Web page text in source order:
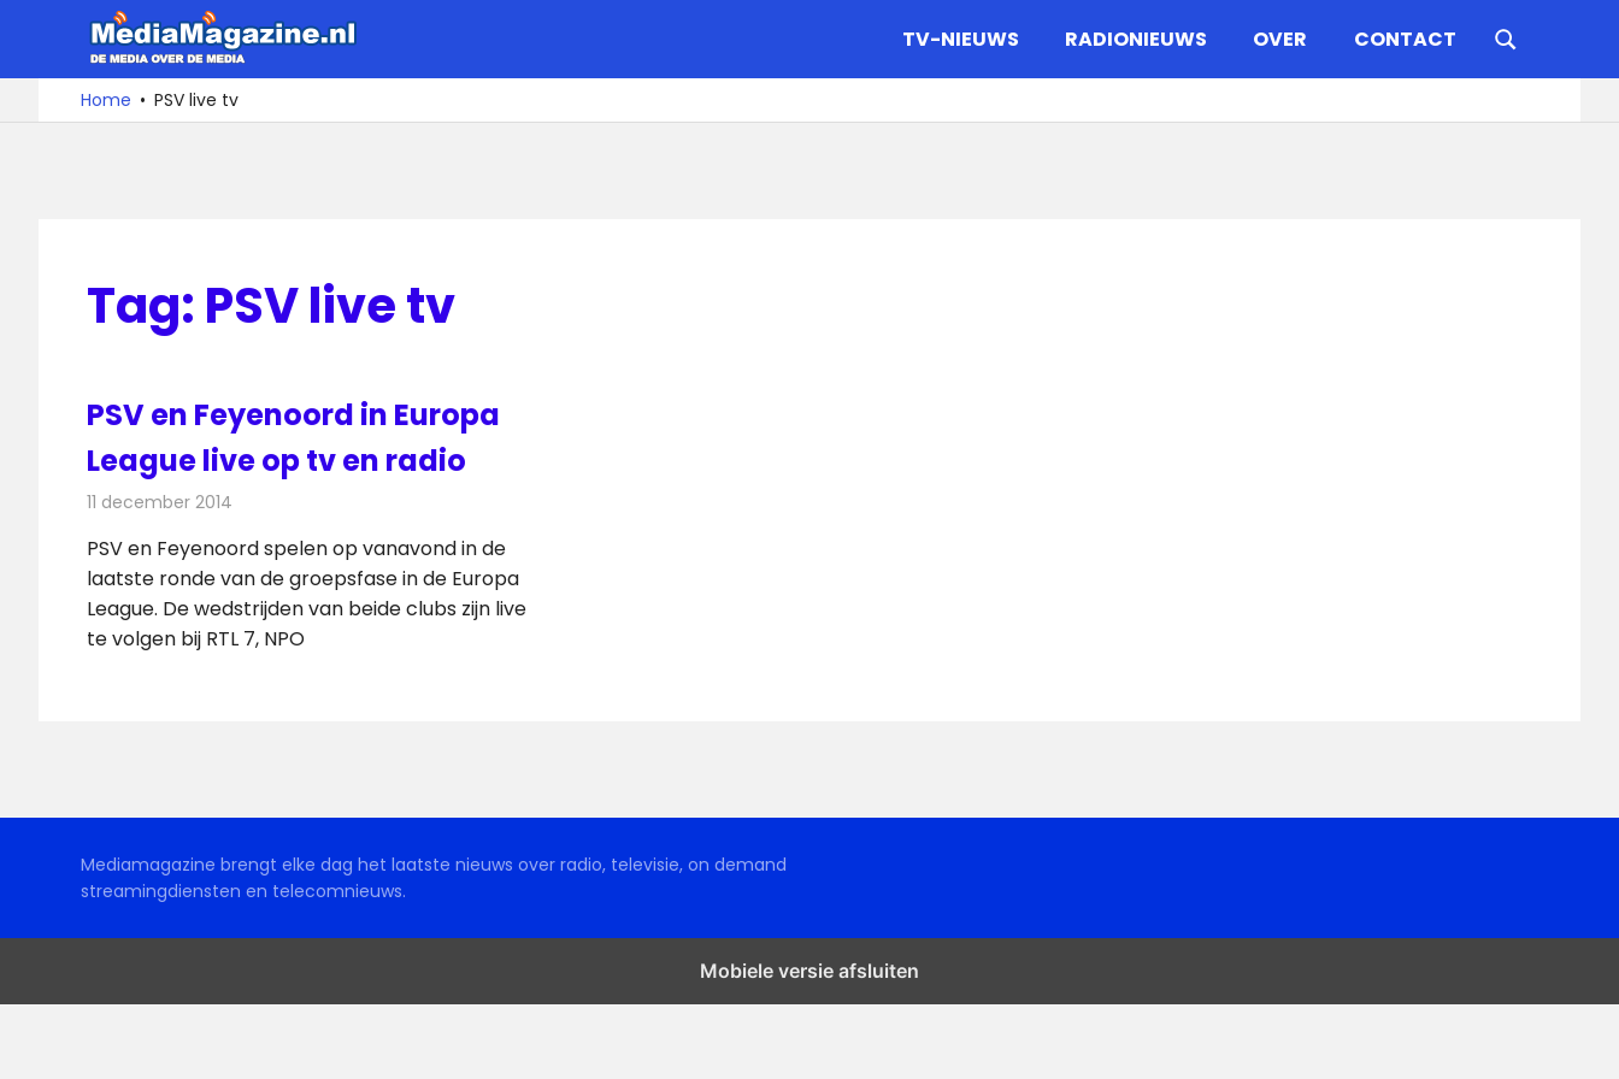
de
De
media
over
TV-NIEUWS RADIONIEUWS OVER CONTACT
Home PSV live tv
Tag: PSV live tv
PSV en Feyenoord in Europa
League live op tv en radio
11 december 2014
PSV en Feyenoord spelen op vanavond in de
laatste ronde van de groepsfase in de Europa
League. De wedstrijden van beide clubs zijn live
te volgen bij RTL 7, NPO
Mediamagazine brengt elke dag het laatste nieuws over radio, televisie, on demand
streamingdiensten en telecomnieuws.
Mobiele versie afsluiten